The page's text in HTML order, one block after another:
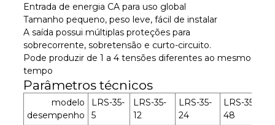
Entrada de energia CA para uso global
Tamanho pequeno, peso leve, fácil de instalar
A saída possui múltiplas proteções para
sobrecorrente, sobretensão e curto-circuito.
Pode produzir de 1 a 4 tensões diferentes ao mesmo
tempo
Parâmetros técnicos
modelo
desempenho
LRS-35-
5
LRS-35-
12
LRS-35-
24
LRS-35-
48